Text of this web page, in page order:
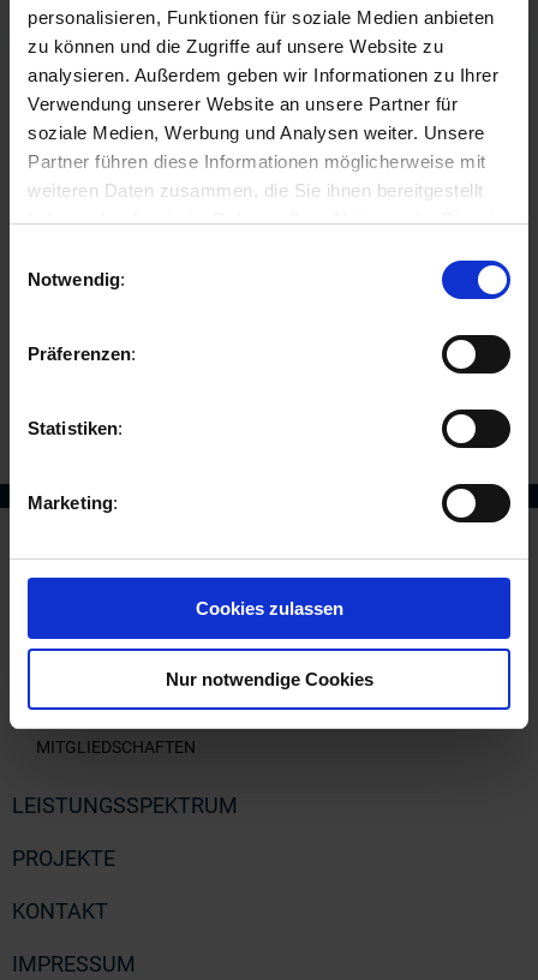
personalisieren, Funktionen für soziale Medien anbieten
zu können und die Zugriffe auf unsere Website zu
analysieren. Außerdem geben wir Informationen zu Ihrer
Verwendung unserer Website an unsere Partner für
soziale Medien, Werbung und Analysen weiter. Unsere
Partner führen diese Informationen möglicherweise mit
weiteren Daten zusammen, die Sie ihnen bereitgestellt
haben oder die sie im Rahmen Ihrer Nutzung der Dienste
Notwendig
Präferenzen
Statistiken
Marketing
Cookies zulassen
Nur notwendige Cookies
Mitglied in der Wirtschafts- und
Industrievereinigung (WIV) Stuttgart
Mitglied im Arbeitskreis Baukonstruktion der
Bauingenieurwesen, Bauphysik und
NAVIGATION
ÜBERSPRINGEN
PROFIL
MITGLIEDSCHAFTEN
LEISTUNGSSPEKTRUM
PROJEKTE
KONTAKT
IMPRESSUM